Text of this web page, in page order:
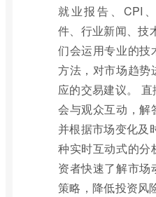
就业报告、CPI
件、行业新闻、技
们会运用专业的技
方法，对市场趋势
应的交易建议。
会与观众互动，解
并根据市场变化及
种实时互动式的分
资者快速了解市场
策略，降低投资风